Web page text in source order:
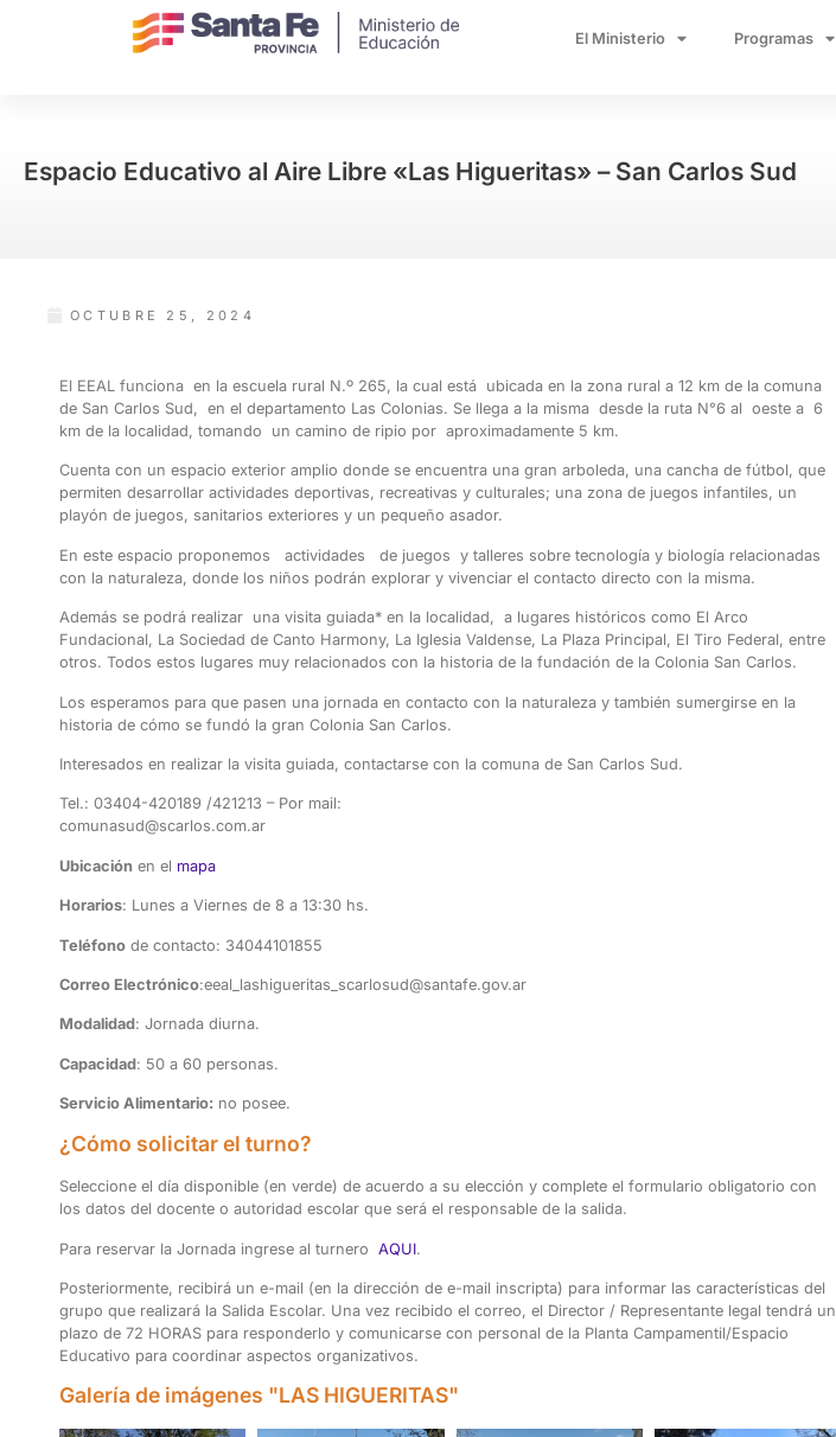
El Ministerio Programas
Espacio Educativo al Aire Libre «Las Higueritas» – San Carlos Sud
OCTUBRE 25, 2024
El EEAL funciona en la escuela rural N.º 265, la cual está ubicada en la zona rural a 12 km de la comuna
de San Carlos Sud, en el departamento Las Colonias. Se llega a la misma desde la ruta N°6 al oeste a 6
km de la localidad, tomando un camino de ripio por aproximadamente 5 km.
Cuenta con un espacio exterior amplio donde se encuentra una gran arboleda, una cancha de fútbol, que
permiten desarrollar actividades deportivas, recreativas y culturales; una zona de juegos infantiles, un
playón de juegos, sanitarios exteriores y un pequeño asador.
En este espacio proponemos actividades de juegos y talleres sobre tecnología y biología relacionadas
con la naturaleza, donde los niños podrán explorar y vivenciar el contacto directo con la misma.
Además se podrá realizar una visita guiada* en la localidad, a lugares históricos como El Arco
Fundacional, La Sociedad de Canto Harmony, La Iglesia Valdense, La Plaza Principal, El Tiro Federal, entre
otros. Todos estos lugares muy relacionados con la historia de la fundación de la Colonia San Carlos.
Los esperamos para que pasen una jornada en contacto con la naturaleza y también sumergirse en la
historia de cómo se fundó la gran Colonia San Carlos.
Interesados en realizar la visita guiada, contactarse con la comuna de San Carlos Sud.
Tel.: 03404-420189 /421213 – Por mail:
comunasud@scarlos.com.ar
Ubicación en el mapa
Horarios: Lunes a Viernes de 8 a 13:30 hs.
Teléfono de contacto: 34044101855
Correo Electrónico:eeal_lashigueritas_scarlosud@santafe.gov.ar
Modalidad: Jornada diurna.
Capacidad: 50 a 60 personas.
Servicio Alimentario: no posee.
¿Cómo solicitar el turno?
Seleccione el día disponible (en verde) de acuerdo a su elección y complete el formulario obligatorio con
los datos del docente o autoridad escolar que será el responsable de la salida.
Para reservar la Jornada ingrese al turnero AQUI.
Posteriormente, recibirá un e-mail (en la dirección de e-mail inscripta) para informar las características del
grupo que realizará la Salida Escolar. Una vez recibido el correo, el Director / Representante legal tendrá un
plazo de 72 HORAS para responderlo y comunicarse con personal de la Planta Campamentil/Espacio
Educativo para coordinar aspectos organizativos.
Galería de imágenes "LAS HIGUERITAS"
aulas en escuelas de Rosario